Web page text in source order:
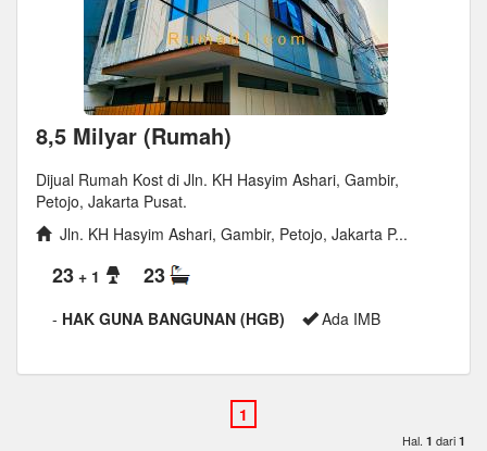
8,5 Milyar (Rumah)
Dijual Rumah Kost di Jln. KH Hasyim Ashari, Gambir,
Petojo, Jakarta Pusat.
Jln. KH Hasyim Ashari, Gambir, Petojo, Jakarta P...
23 + 1 23
- HAK GUNA BANGUNAN (HGB) Ada IMB
Hal. 1 dari 1